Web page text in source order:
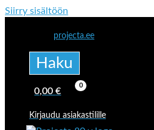
Siirry sisältöön
projecta.ee
Haku
0,00€
Kirjaudu asiakastilille